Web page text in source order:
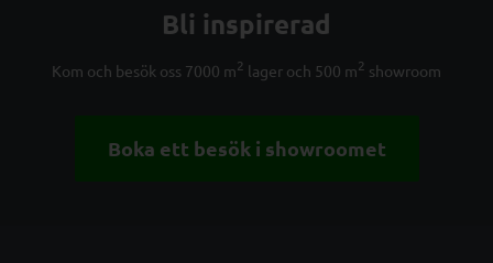
Bli inspirerad
Kom och besök oss 7000 m2 lager och 500 m2 showroom
Boka ett besök i showroomet